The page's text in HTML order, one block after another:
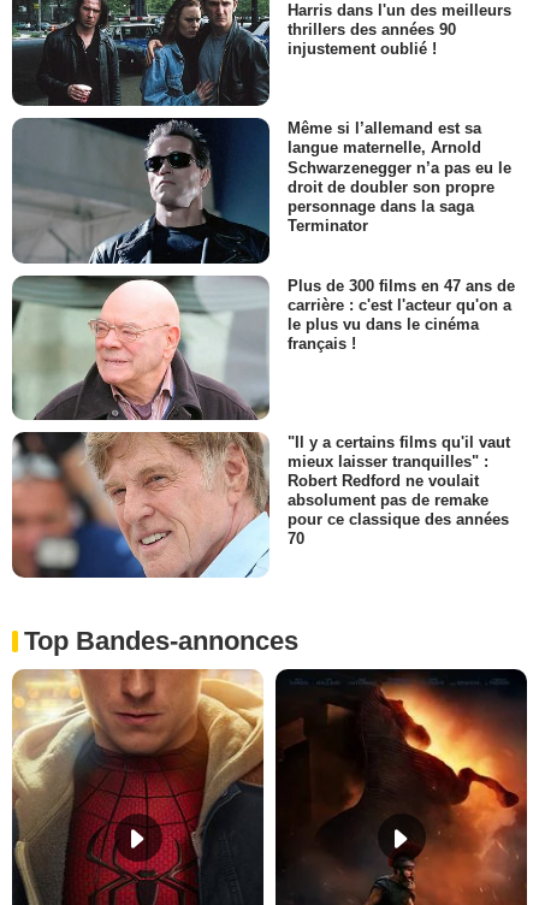
Harris dans l'un des meilleurs
thrillers des années 90
injustement oublié !
Même si l’allemand est sa
langue maternelle, Arnold
Schwarzenegger n’a pas eu le
droit de doubler son propre
personnage dans la saga
Terminator
Plus de 300 films en 47 ans de
carrière : c'est l'acteur qu'on a
le plus vu dans le cinéma
français !
"Il y a certains films qu'il vaut
mieux laisser tranquilles" :
Robert Redford ne voulait
absolument pas de remake
pour ce classique des années
70
Top Bandes-annonces